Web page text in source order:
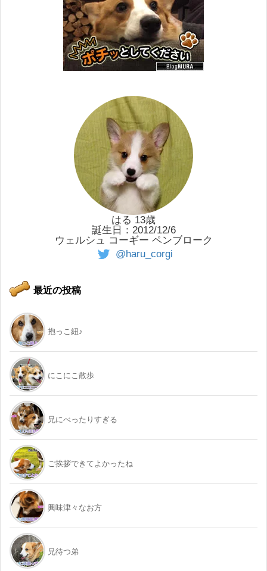
はる 13歳
誕生日：2012/12/6
ウェルシュ コーギー ペンブローク
@haru_corgi
最近の投稿
抱っこ紐♪
にこにこ散歩
兄にべったりすぎる
ご挨拶できてよかったね
興味津々なお方
兄待つ弟